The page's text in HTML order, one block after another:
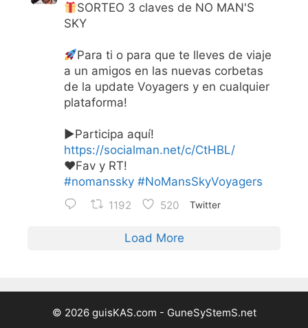
SORTEO 3 claves de NO MAN'S
SKY
Para ti o para que te lleves de viaje
a un amigos en las nuevas corbetas
de la update Voyagers y en cualquier
plataforma!
▶Participa aquí!
https://socialman.net/c/CtHBL/
♥Fav y RT!
#nomanssky #NoMansSkyVoyagers
1192 520 Twitter
Load More
© 2026 guisKAS.com - GuneSyStemS.net